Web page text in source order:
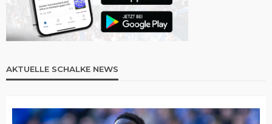
AKTUELLE SCHALKE NEWS